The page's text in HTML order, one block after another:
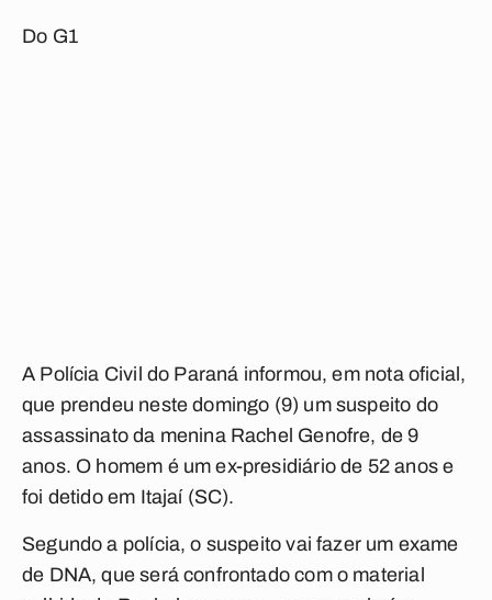
Do G1
A Polícia Civil do Paraná informou, em nota oficial,
que prendeu neste domingo (9) um suspeito do
assassinato da menina Rachel Genofre, de 9
anos. O homem é um ex-presidiário de 52 anos e
foi detido em Itajaí (SC).
Segundo a polícia, o suspeito vai fazer um exame
de DNA, que será confrontado com o material